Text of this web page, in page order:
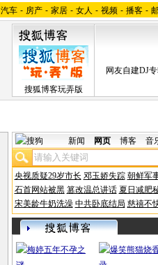
汽车 - 房产 - 家居 - 女人 - 视频 - 播客 -
搜狐博客玩弄版
网友自建DJ
新闻 网页 博客 音
央视质疑29岁市长 邓玉娇失踪 朝鲜军
石首网站被黑 篡改温总讲话 夏日减肥
宋美龄牛奶洗澡 中共卧底结局 慈禧不